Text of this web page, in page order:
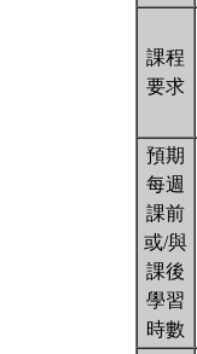
課程
要求
預期
每週
課前
或/與
課後
學習
時數